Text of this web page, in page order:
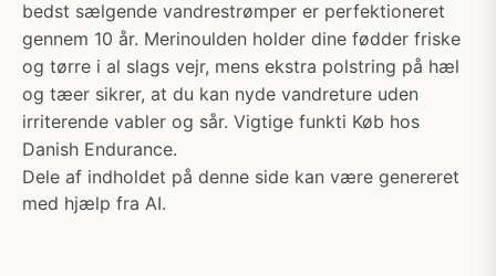
bedst sælgende vandrestrømper er perfektioneret
gennem 10 år. Merinoulden holder dine fødder friske
og tørre i al slags vejr, mens ekstra polstring på hæl
og tæer sikrer, at du kan nyde vandreture uden
irriterende vabler og sår. Vigtige funkti Køb hos
Danish Endurance.
Dele af indholdet på denne side kan være genereret
med hjælp fra AI.